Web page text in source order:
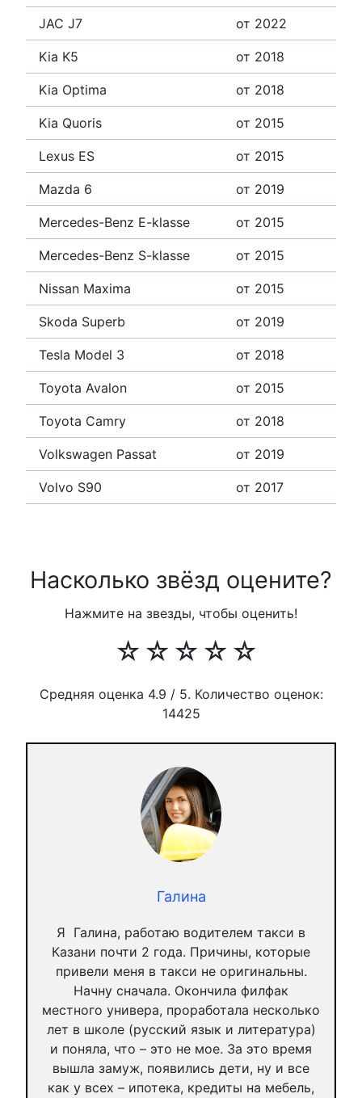
JAC J7 от 2022
Kia K5 от 2018
Kia Optima от 2018
Kia Quoris от 2015
Lexus ES от 2015
Mazda 6 от 2019
Mercedes-Benz E-klasse от 2015
Mercedes-Benz S-klasse от 2015
Nissan Maxima от 2015
Skoda Superb от 2019
Tesla Model 3 от 2018
Toyota Avalon от 2015
Toyota Camry от 2018
Volkswagen Passat от 2019
Volvo S90 от 2017
Насколько звёзд оцените?
Нажмите на звезды, чтобы оценить!
☆
☆
☆
☆
☆
Средняя оценка 4.9 / 5. Количество оценок:
14425
Галина
Я Галина, работаю водителем такси в
Казани почти 2 года. Причины, которые
привели меня в такси не оригинальны.
Начну сначала. Окончила филфак
местного универа, проработала несколько
лет в школе (русский язык и литература)
и поняла, что – это не мое. За это время
вышла замуж, появились дети, ну и все
как у всех – ипотека, кредиты на мебель,